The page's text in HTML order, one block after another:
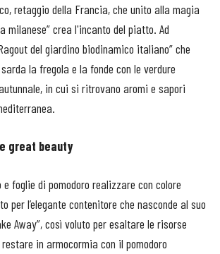
retaggio della Francia, che unito alla magia
milanese” crea l'incanto del piatto. Ad
del giardino biodinamico italiano” che
la fregola e la fonde con le verdure
in cui si ritrovano aromi e sapori
great beauty
e foglie di pomodoro realizzare con colore
per l’elegante contenitore che nasconde al suo
Away”, così voluto per esaltare le risorse
restare in armocormia con il pomodoro